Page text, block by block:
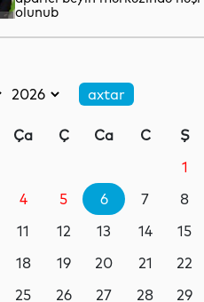
olunub
istəyən şəxslər üçün icbari
təlimə qeydiyyat başlayıb
Çağrı Mərkəzinə 51 mindən çox
06 Avqust 16:07
Tramp: Vensin 2028-ci ildə
olmalıyıq
06 Avqust 16:05
Ça Ç Ca C
Ş
1
4 5 6 7
8
11 12 13 14
15
18 19 20 21
22
25 26 27 28
29